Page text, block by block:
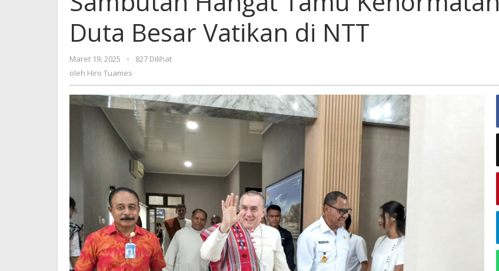
Besar
Vatikan
di
Duta Besar Vatikan di NTT
Maret 19, 2025
oleh
-
827 Dilihat
oleh Hiro Tuames